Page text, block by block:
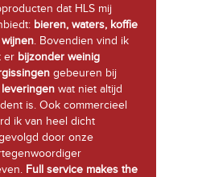
dat HLS mij
bieren, waters, koffie
. Bovendien vind ik
er bijzonder weinig
gebeuren bij
leveringen wat niet altijd
is. Ook commercieel
ik van heel dicht
door onze
Full service makes the